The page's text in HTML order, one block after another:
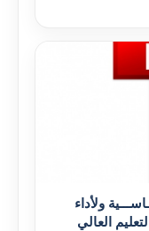
ولأداء
العالي